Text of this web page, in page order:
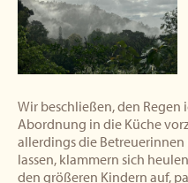
Wir beschließen, den
Abordnung in die Küche
allerdings die
lassen, klammern sich
den größeren Kindern auf,